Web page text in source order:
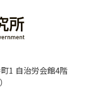
1 自治労会館4階